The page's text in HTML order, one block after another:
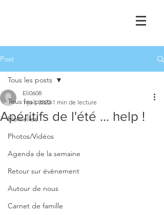
Post
Tous les posts
Homélies
Photos/Vidéos
Agenda de la semaine
Retour sur évènement
Autour de nous
Carnet de famille
Tous les posts
Apéritifs de l'été ... help !
Eli0608
1 juil. 2022 1 min de lecture